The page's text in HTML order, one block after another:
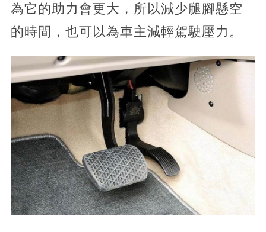
為它的助力會更大，所以減少腿腳懸空
的時間，也可以為車主減輕駕駛壓力。